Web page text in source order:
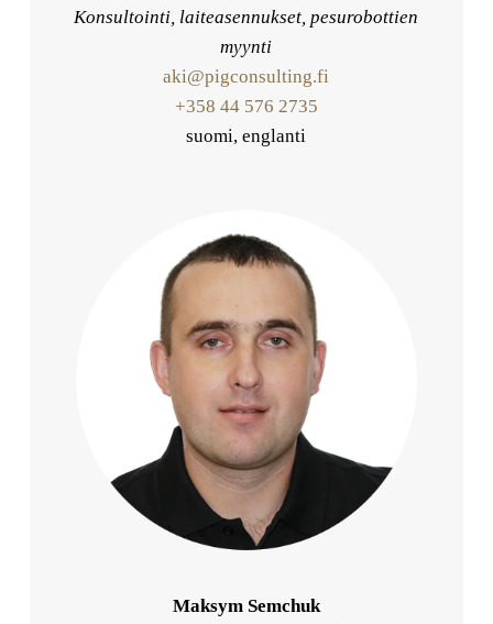
Konsultointi, laiteasennukset, pesurobottien
myynti
aki@pigconsulting.fi
+358 44 576 2735
suomi, englanti
Maksym Semchuk